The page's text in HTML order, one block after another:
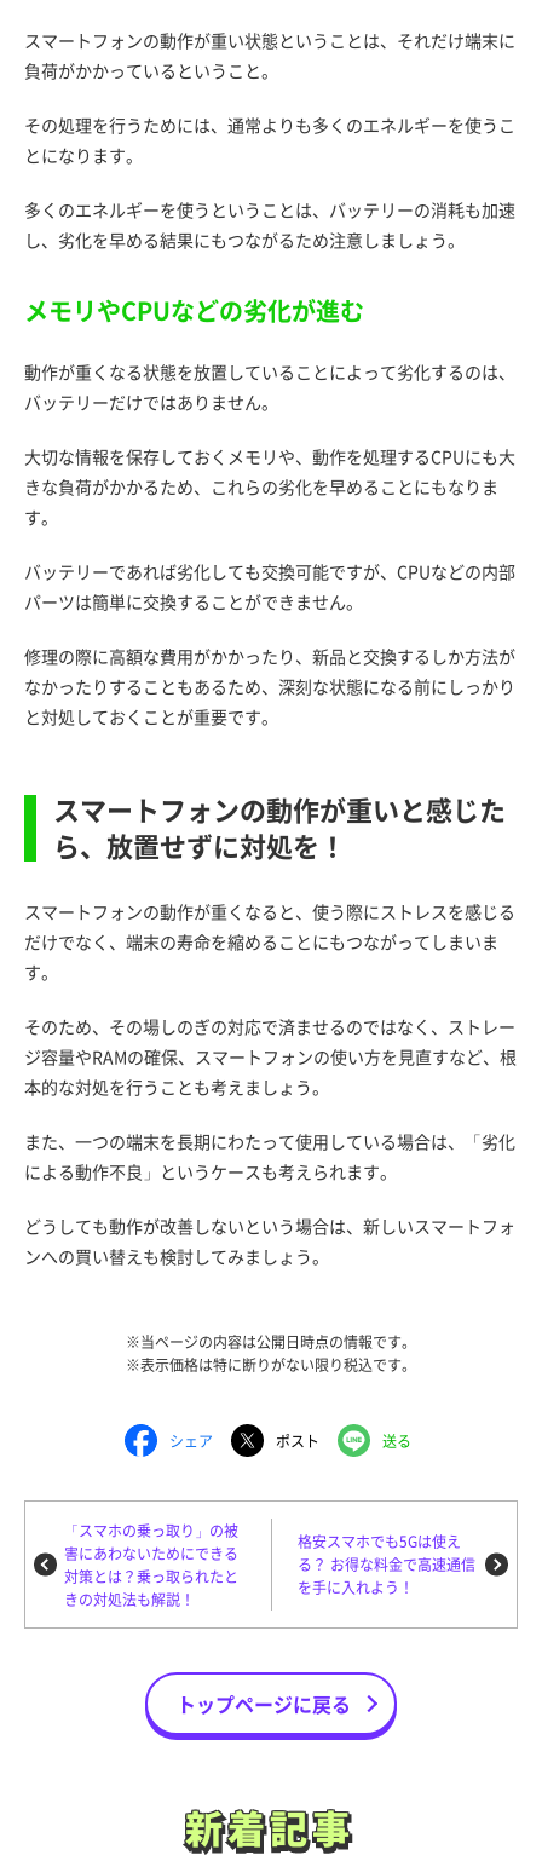
スマートフォンの動作が重い状態ということは、それだけ端末に
負荷がかかっているということ。
その処理を行うためには、通常よりも多くのエネルギーを使うこ
とになります。
多くのエネルギーを使うということは、バッテリーの消耗も加速
し、劣化を早める結果にもつながるため注意しましょう。
メモリやCPUなどの劣化が進む
動作が重くなる状態を放置していることによって劣化するのは、
バッテリーだけではありません。
大切な情報を保存しておくメモリや、動作を処理するCPUにも大
きな負荷がかかるため、これらの劣化を早めることにもなりま
す。
バッテリーであれば劣化しても交換可能ですが、CPUなどの内部
パーツは簡単に交換することができません。
修理の際に高額な費用がかかったり、新品と交換するしか方法が
なかったりすることもあるため、深刻な状態になる前にしっかり
と対処しておくことが重要です。
スマートフォンの動作が重いと感じた
ら、放置せずに対処を！
スマートフォンの動作が重くなると、使う際にストレスを感じる
だけでなく、端末の寿命を縮めることにもつながってしまいま
す。
そのため、その場しのぎの対応で済ませるのではなく、ストレー
ジ容量やRAMの確保、スマートフォンの使い方を見直すなど、根
本的な対処を行うことも考えましょう。
また、一つの端末を長期にわたって使用している場合は、「劣化
による動作不良」というケースも考えられます。
どうしても動作が改善しないという場合は、新しいスマートフォ
ンへの買い替えも検討してみましょう。
※当ページの内容は公開日時点の情報です。
※表示価格は特に断りがない限り税込です。
シェア ポスト 送る
「スマホの乗っ取り」の被
害にあわないためにできる
対策とは？乗っ取られたと
きの対処法も解説！
格安スマホでも5Gは使え
る？ お得な料金で高速通信
を手に入れよう！
トップページに戻る
新着記事
新着記事